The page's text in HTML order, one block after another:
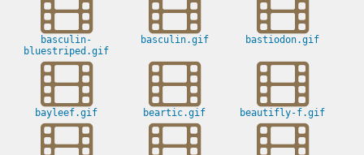
basculin-
bluestriped.gif
basculin.gif bastiodon.gif
bayleef.gif beartic.gif beautifly-f.gif